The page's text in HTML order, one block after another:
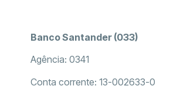
Banco Santander (033)
Agência: 0341
Conta corrente: 13-002633-0